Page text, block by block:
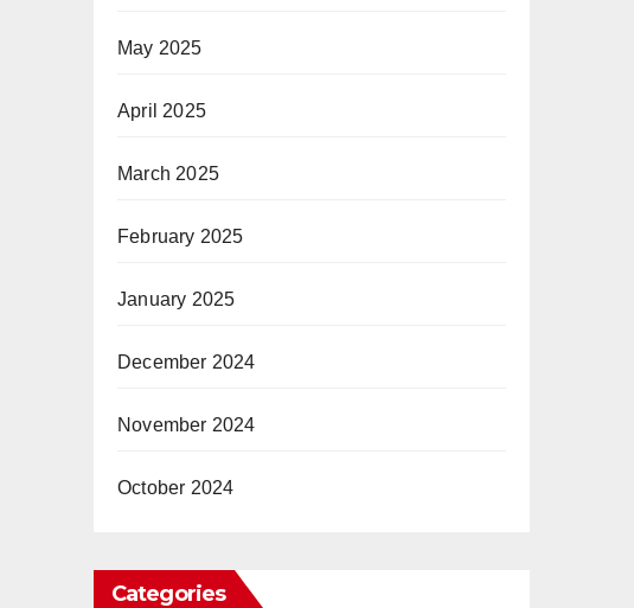
May 2025
April 2025
March 2025
February 2025
January 2025
December 2024
November 2024
October 2024
Categories